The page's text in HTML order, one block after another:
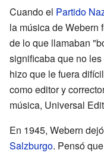
Cuando el Partido
la música de Webern
de lo que llamaban
significaba que no
hizo que le fuera
como editor y
música, Universal
En 1945, Webern
Salzburgo. Pensó